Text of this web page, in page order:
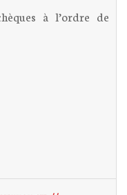
à l’ordre de